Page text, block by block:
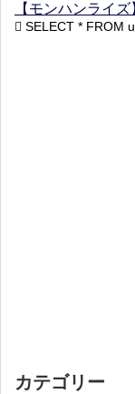
【モンハンライ
SELECT * FROM
カテゴリー